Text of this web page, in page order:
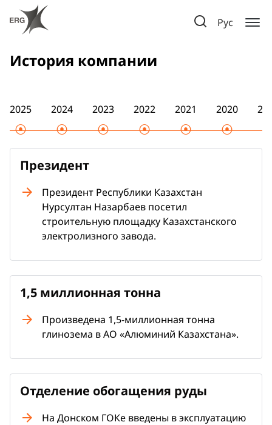
Рус
История компании
Президент
Президент Республики Казахстан
Нурсултан Назарбаев посетил
строительную площадку Казахстанского
электролизного завода.
1,5 миллионная тонна
Произведена 1,5-миллионная тонна
глинозема в АО «Алюминий Казахстана».
Отделение обогащения руды
На Донском ГОКе введены в эксплуатацию
2025 2024 2023 2022 2021 2020